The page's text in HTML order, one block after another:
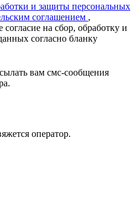
и защиты персональных
соглашением ,
на сбор, обработку и
согласно бланку
вам смс-сообщения
оператор.